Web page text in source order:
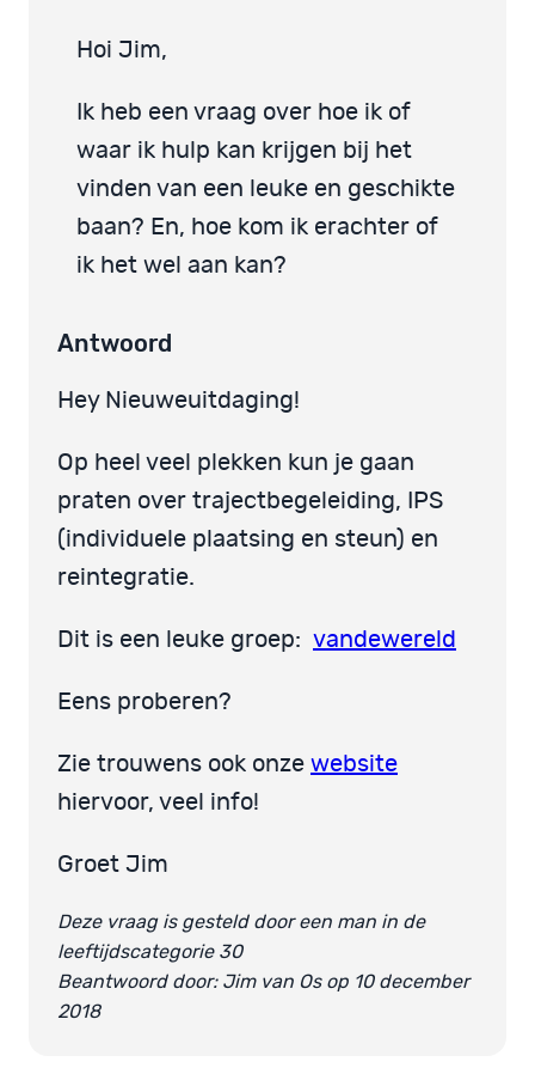
Hoi Jim,
Ik heb een vraag over hoe ik of
waar ik hulp kan krijgen bij het
vinden van een leuke en geschikte
baan? En, hoe kom ik erachter of
ik het wel aan kan?
Antwoord
Hey Nieuweuitdaging!
Op heel veel plekken kun je gaan
praten over trajectbegeleiding, IPS
(individuele plaatsing en steun) en
reintegratie.
Dit is een leuke groep: vandewereld
Eens proberen?
Zie trouwens ook onze website
hiervoor, veel info!
Groet Jim
Deze vraag is gesteld door een man in de
leeftijdscategorie 30
Beantwoord door: Jim van Os op 10 december
2018